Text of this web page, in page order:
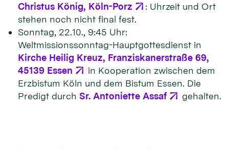
Christus König, Köln-Porz
: Uhrzeit und Ort
stehen noch nicht final fest.
Sonntag, 22.10., 9:45 Uhr:
Weltmissionssonntag-Hauptgottesdienst in
Kirche Heilig Kreuz, Franziskanerstraße 69,
45139 Essen
in Kooperation zwischen dem
Erzbistum Köln und dem Bistum Essen. Die
Predigt durch Sr. Antoniette Assaf gehalten.